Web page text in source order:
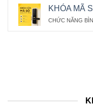
KHÓA MÃ
CHỨC NĂNG